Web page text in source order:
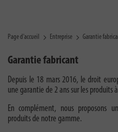
Page d'accueil Entreprise Garantie
Garantie fabricant
Depuis le 18 mars 2016, le droit
une garantie de 2 ans sur les produits
En complément, nous proposons
produits de notre gamme.